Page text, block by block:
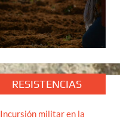
RESISTENCIAS
Incursión militar en la